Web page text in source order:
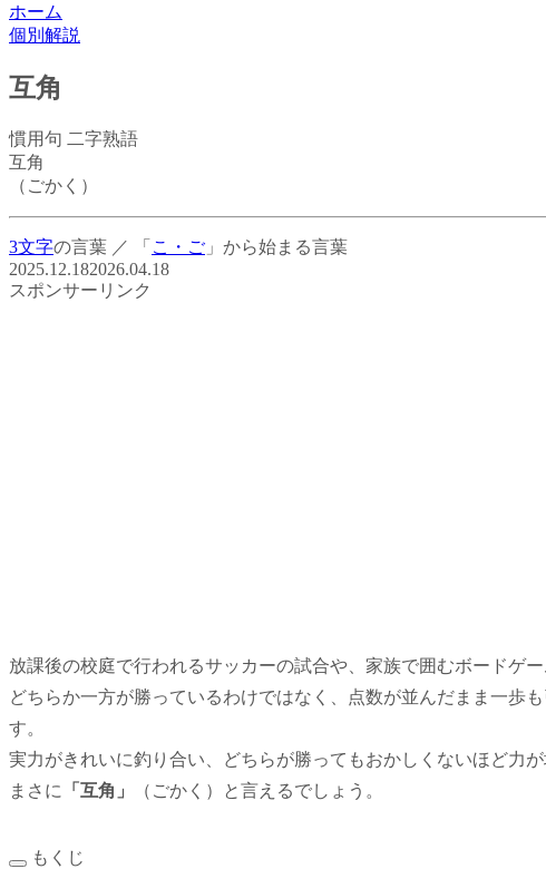
ホーム
個別解説
互角
慣用句 二字熟語
互角
（ごかく）
3文字の言葉 ／ 「 こ・ご 」から始まる言葉
2025.12.182026.04.18
スポンサーリンク
放課後の校庭で行われるサッカーの試合や、家族で囲むボードゲー
どちらか一方が勝っているわけではなく、点数が並んだまま一歩
す。
実力がきれいに釣り合い、どちらが勝ってもおかしくないほど力が
まさに
「互角」 （ごかく）と言えるでしょう。
もくじ